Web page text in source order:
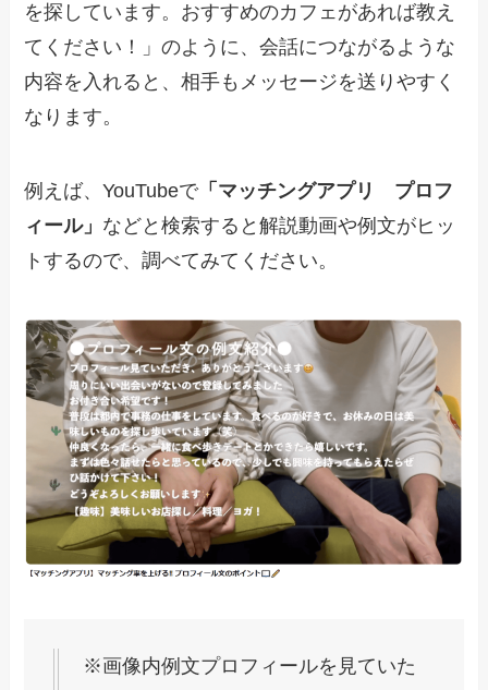
を探しています。おすすめのカフェがあれば教え
てください！」のように、会話につながるような
内容を入れると、相手もメッセージを送りやすく
なります。
例えば、YouTubeで「マッチングアプリ プロフ
ィール」 などと検索すると解説動画や例文がヒッ
トするので、調べてみてください。
※画像内例文プロフィールを見ていた